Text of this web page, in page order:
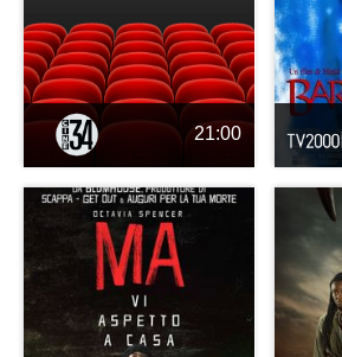
21:00